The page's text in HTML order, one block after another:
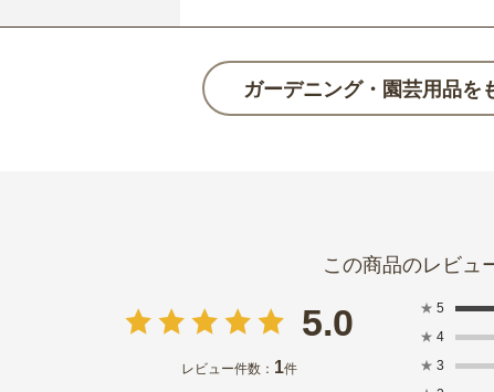
ガーデニング・園芸用品を
5.0
レビュー件数： 1件
★ 5
★ 4
★ 3